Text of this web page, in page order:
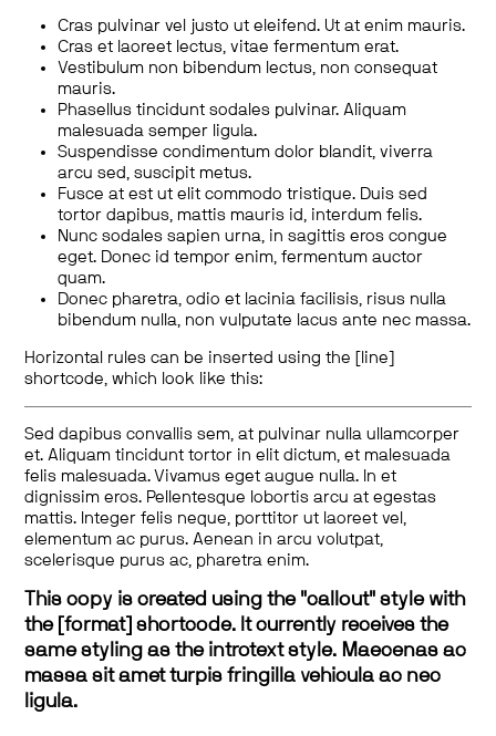
Cras pulvinar vel justo ut eleifend. Ut at enim mauris.
Cras et laoreet lectus, vitae fermentum erat.
Vestibulum non bibendum lectus, non consequat
mauris.
Phasellus tincidunt sodales pulvinar. Aliquam
malesuada semper ligula.
Suspendisse condimentum dolor blandit, viverra
arcu sed, suscipit metus.
Fusce at est ut elit commodo tristique. Duis sed
tortor dapibus, mattis mauris id, interdum felis.
Nunc sodales sapien urna, in sagittis eros congue
eget. Donec id tempor enim, fermentum auctor
quam.
Donec pharetra, odio et lacinia facilisis, risus nulla
bibendum nulla, non vulputate lacus ante nec massa.
Horizontal rules can be inserted using the [line]
shortcode, which look like this:
Sed dapibus convallis sem, at pulvinar nulla ullamcorper
et. Aliquam tincidunt tortor in elit dictum, et malesuada
felis malesuada. Vivamus eget augue nulla. In et
dignissim eros. Pellentesque lobortis arcu at egestas
mattis. Integer felis neque, porttitor ut laoreet vel,
elementum ac purus. Aenean in arcu volutpat,
scelerisque purus ac, pharetra enim.
This copy is created using the "callout" style with
the [format] shortcode. It currently receives the
same styling as the introtext style. Maecenas ac
massa sit amet turpis fringilla vehicula ac nec
ligula.